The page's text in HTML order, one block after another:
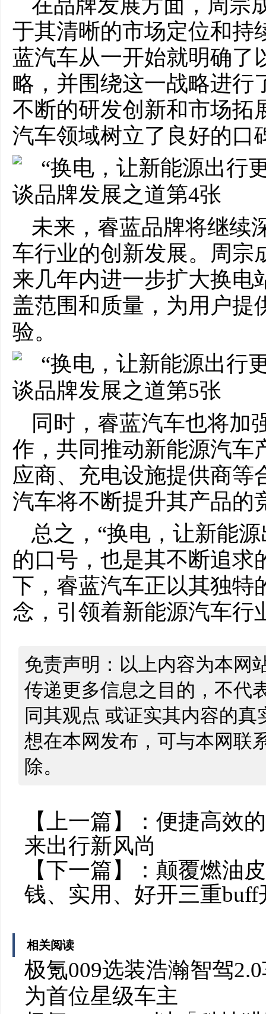
在品牌发展方面，周宗
于其清晰的市场定位和持
蓝汽车从一开始就明确了
略，并围绕这一战略进行
不断的研发创新和市场拓
汽车领域树立了良好的口
未来，睿蓝品牌将继续
车行业的创新发展。周宗
来几年内进一步扩大换电
盖范围和质量，为用户提
验。
同时，睿蓝汽车也将加
作，共同推动新能源汽车
应商、充电设施提供商等
汽车将不断提升其产品的
总之，“换电，让新能
的口号，也是其不断追求
下，睿蓝汽车正以其独特
念，引领着新能源汽车行
免责声明：以上内容为本网
传递更多信息之目的，不代
同其观点 或证实其内容的
想在本网发布，可与本网联
除。
【上一篇】： 便捷高效
来出行新风尚
【下一篇】： 颠覆燃油
钱、实用、好开三重buff
相关阅读
极氪009选装浩瀚智驾
为首位星级车主